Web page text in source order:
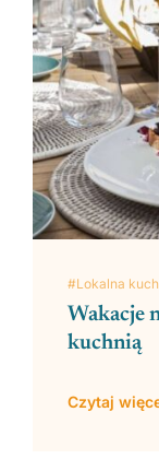
#Lokalna
Wakacje
kuchnią
Czytaj